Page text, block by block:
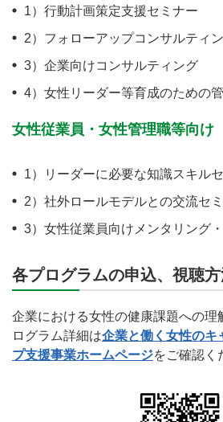
1）行動計画策定支援セミナー
2）フォローアップコンサルティ
3）企業向けコンサルティング
4）女性リーダー等育成のための
女性従業員・女性管理職等向け
1）リーダーに必要な知識スキル
2）社外ロールモデルとの交流セ
3）女性従業員向けメンタリング
各プログラムの申込、視聴
企業における女性の健康課題への理
ログラム詳細は企業と働く女性のキ
プ支援事業ホームページをご確認く